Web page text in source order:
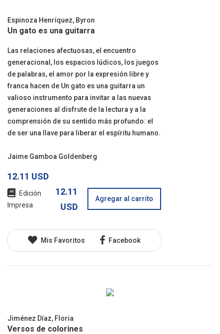
Espinoza Henríquez, Byron
Un gato es una guitarra
Las relaciones afectuosas, el encuentro
generacional, los espacios lúdicos, los juegos
de palabras, el amor por la expresión libre y
franca hacen de Un gato es una guitarra un
valioso instrumento para invitar a las nuevas
generaciones al disfrute de la lectura y a la
comprensión de su sentido más profundo: el
de ser una llave para liberar el espíritu humano.
Jaime Gamboa Goldenberg
12.11 USD
Edición
Impresa
12.11
USD
Agregar al carrito
Mis Favoritos Facebook
Jiménez Díaz, Floria
Versos de colorines